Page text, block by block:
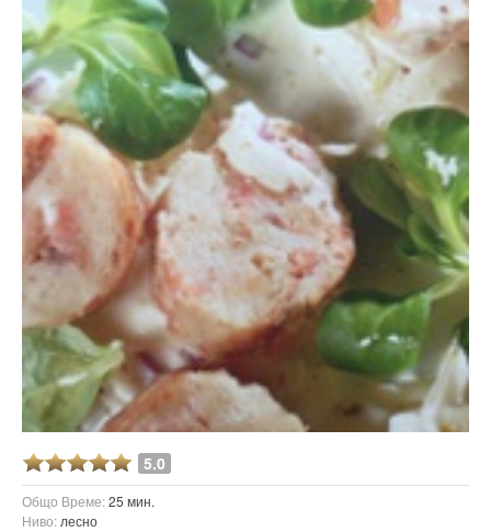
5.0
Общо Време:25 мин.
Ниво: лесно